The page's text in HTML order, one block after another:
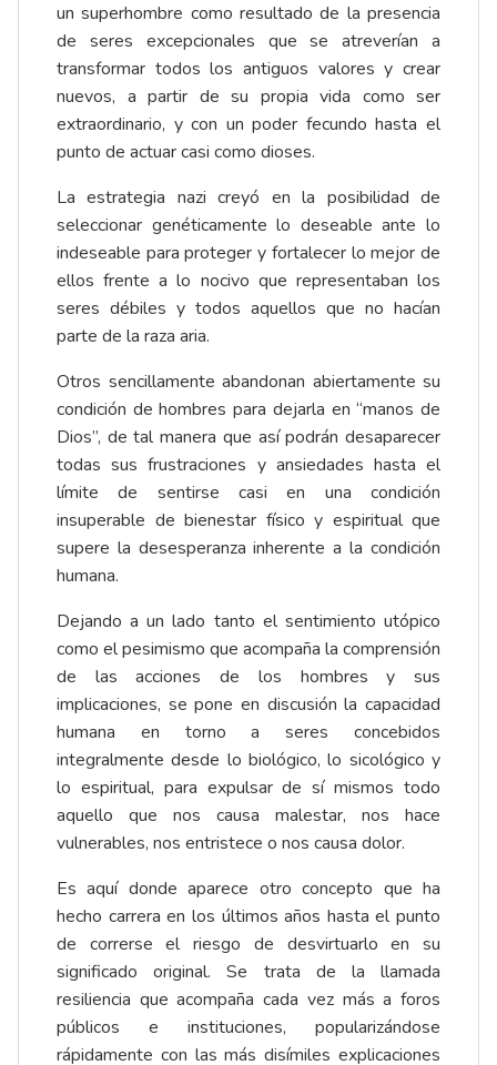
un superhombre como resultado de la presencia
de seres excepcionales que se atreverían a
transformar todos los antiguos valores y crear
nuevos, a partir de su propia vida como ser
extraordinario, y con un poder fecundo hasta el
punto de actuar casi como dioses.
La estrategia nazi creyó en la posibilidad de
seleccionar genéticamente lo deseable ante lo
indeseable para proteger y fortalecer lo mejor de
ellos frente a lo nocivo que representaban los
seres débiles y todos aquellos que no hacían
parte de la raza aria.
Otros sencillamente abandonan abiertamente su
condición de hombres para dejarla en “manos de
Dios”, de tal manera que así podrán desaparecer
todas sus frustraciones y ansiedades hasta el
límite de sentirse casi en una condición
insuperable de bienestar físico y espiritual que
supere la desesperanza inherente a la condición
humana.
Dejando a un lado tanto el sentimiento utópico
como el pesimismo que acompaña la comprensión
de las acciones de los hombres y sus
implicaciones, se pone en discusión la capacidad
humana en torno a seres concebidos
integralmente desde lo biológico, lo sicológico y
lo espiritual, para expulsar de sí mismos todo
aquello que nos causa malestar, nos hace
vulnerables, nos entristece o nos causa dolor.
Es aquí donde aparece otro concepto que ha
hecho carrera en los últimos años hasta el punto
de correrse el riesgo de desvirtuarlo en su
significado original. Se trata de la llamada
resiliencia que acompaña cada vez más a foros
públicos e instituciones, popularizándose
rápidamente con las más disímiles explicaciones